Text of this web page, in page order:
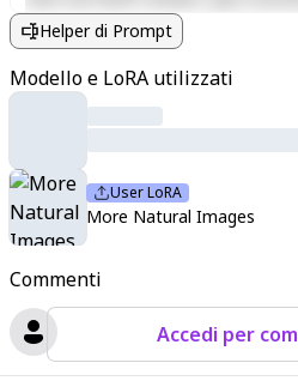
Commenti
Accedi per
laboris nisi ut aliquip ex ea
dolor in reprehenderit in voluptate
fugiat nulla pariatur. Excepteur
proident, sunt in culpa qui officia
Helper di Prompt
Modello e LoRA utilizzati
User LoRA
More Natural Images